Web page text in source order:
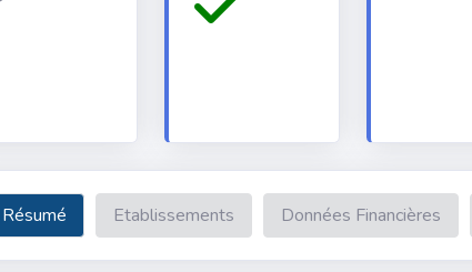
Résumé Etablissements Données Financières